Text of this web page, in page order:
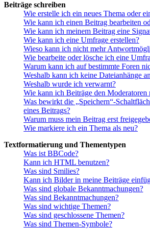
Beiträge schreiben
Wie erstelle ich ein neues Thema oder
Wie kann ich einen Beitrag bearbeiten
Wie kann ich meinem Beitrag eine
Wie kann ich eine Umfrage erstellen?
Wieso kann ich nicht mehr
Wie bearbeite oder lösche ich eine
Warum kann ich auf bestimmte Foren
Weshalb kann ich keine Dateianhänge
Weshalb wurde ich verwarnt?
Wie kann ich Beiträge den Moderatoren
Was bewirkt die „Speichern“-
eines Beitrags?
Warum muss mein Beitrag erst
Wie markiere ich ein Thema als neu?
Textformatierung und Thementypen
Was ist BBCode?
Kann ich HTML benutzen?
Was sind Smilies?
Kann ich Bilder in meine Beiträge
Was sind globale Bekanntmachungen?
Was sind Bekanntmachungen?
Was sind wichtige Themen?
Was sind geschlossene Themen?
Was sind Themen-Symbole?